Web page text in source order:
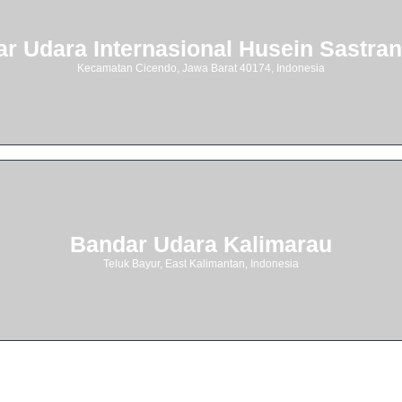
Udara Internasional Husein
Kecamatan Cicendo, Jawa Barat 40174, Indonesia
Bandar Udara Kalimarau
Teluk Bayur, East Kalimantan, Indonesia